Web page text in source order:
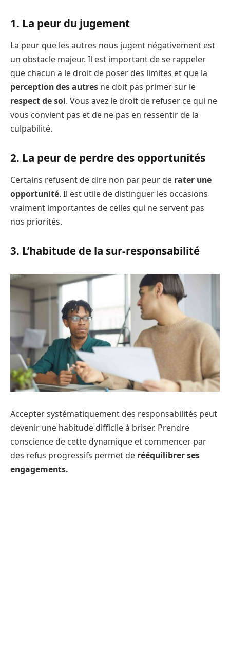
1. La peur du jugement
La peur que les autres nous jugent négativement est
un obstacle majeur. Il est important de se rappeler
que chacun a le droit de poser des limites et que la
perception des autres ne doit pas primer sur le
respect de soi. Vous avez le droit de refuser ce qui ne
vous convient pas et de ne pas en ressentir de la
culpabilité.
2. La peur de perdre des opportunités
Certains refusent de dire non par peur de rater une
opportunité. Il est utile de distinguer les occasions
vraiment importantes de celles qui ne servent pas
nos priorités.
3. L’habitude de la sur-responsabilité
Accepter systématiquement des responsabilités peut
devenir une habitude difficile à briser. Prendre
conscience de cette dynamique et commencer par
des refus progressifs permet de rééquilibrer ses
engagements.